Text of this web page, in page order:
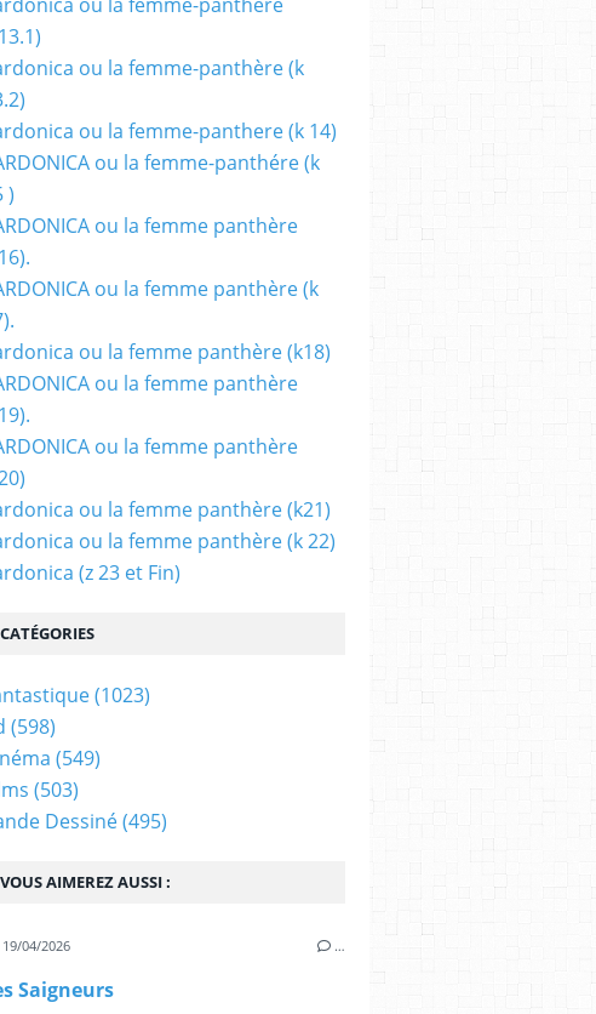
VOUS AIMEREZ AUSSI :
19/04/2026 …
Saigneurs
ou la femme-panthère (k
ou la femme-panthere (k 14)
ou la femme-panthére (k
)
ou la femme panthère
ou la femme panthère (k
ou la femme panthère (k18)
ou la femme panthère
ou la femme panthère
ou la femme panthère (k21)
ou la femme panthère (k 22)
(z 23 et Fin)
CATÉGORIES
(1023)
(598)
(549)
(503)
Dessiné(495)